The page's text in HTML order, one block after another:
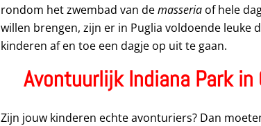
rondom het zwembad van demasseria of hele
willen brengen, zijn er in Puglia voldoende leuke
kinderen af en toe een dagje op uit te gaan.
Avontuurlijk Indiana Park
Zijn jouw kinderen echte avonturiers? Dan